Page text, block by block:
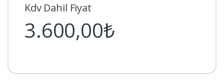
Kdv Dahil Fiyat
3.600,00₺